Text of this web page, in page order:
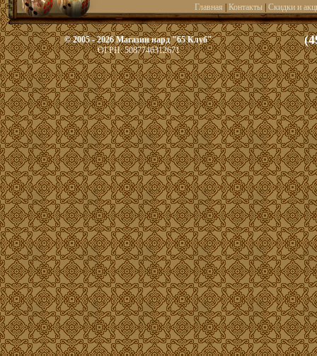
Главная Контакты| Скидки и
© 2005 - 2026 Магазин нард "65 Клуб"
ОГРН: 5087746312671